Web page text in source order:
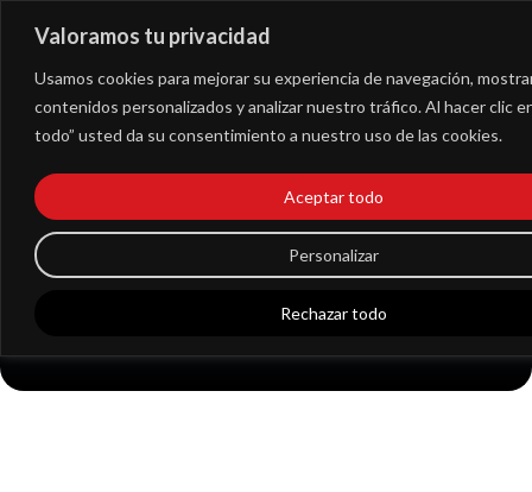
Valoramos tu privacidad
Usamos cookies para mejorar su experiencia de navegación,
contenidos personalizados y analizar nuestro tráfico. Al hacer clic
todo” usted da su consentimiento a nuestro uso de las cookies.
Personalizar
Rechazar todo
Aceptar todo
Sólo una de cada
ocho empresas
familiares españolas
tiene plan de
sucesión